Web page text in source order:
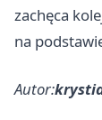
zachęca
na
Autor: